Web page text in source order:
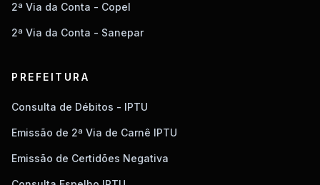
2ª Via da Conta - Copel
2ª Via da Conta - Sanepar
PREFEITURA
Consulta de Débitos - IPTU
Emissão de 2ª Via de Carnê IPTU
Emissão de Certidões Negativa